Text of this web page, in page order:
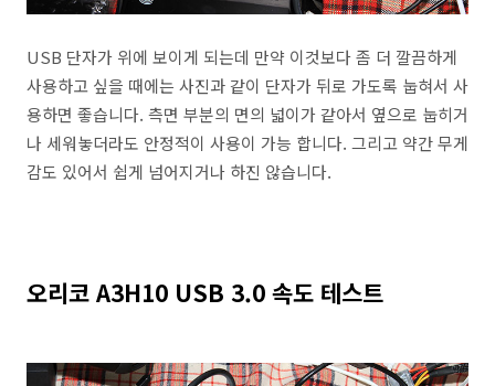
USB 단자가 위에 보이게 되는데 만약 이것보다 좀 더 깔끔하게
사용하고 싶을 때에는 사진과 같이 단자가 뒤로 가도록 눕혀서 사
용하면 좋습니다. 측면 부분의 면의 넓이가 같아서 옆으로 눕히거
나 세워놓더라도 안정적이 사용이 가능 합니다. 그리고 약간 무게
감도 있어서 쉽게 넘어지거나 하진 않습니다.
오리코 A3H10 USB 3.0 속도 테스트